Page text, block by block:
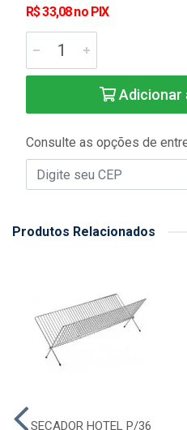
R$ 33,08 no PIX
Adicionar
Consulte as opções de
Produtos Relacionados
SECADOR HOTEL P/36